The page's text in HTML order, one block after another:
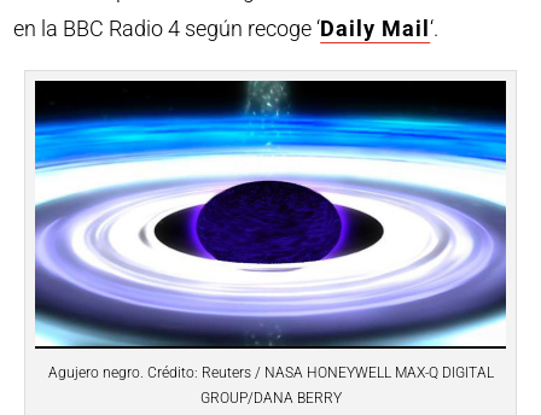
en la BBC Radio 4 según recoge ‘Daily Mail‘.
Agujero negro. Crédito: Reuters / NASA HONEYWELL MAX-Q DIGITAL
GROUP/DANA BERRY